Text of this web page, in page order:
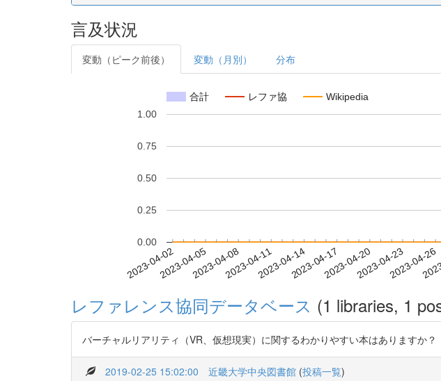
言及状況
変動（ピーク前後） 変動（月別） 分布
合計 レファ協 Wikipedia
2023-04-022023-04-052023-04-082023-04-112023-04-142023-04-172023-04-202023-04-232023-04-26
0.00
0.25
0.50
0.75
1.00
レファレンス協同データベース (1 libraries, 1
バーチャルリアリティ（VR、仮想現実）に関するわかりやすい本はありますか？
2019-02-25 15:02:00 近畿大学中央図書館 (投稿一覧)